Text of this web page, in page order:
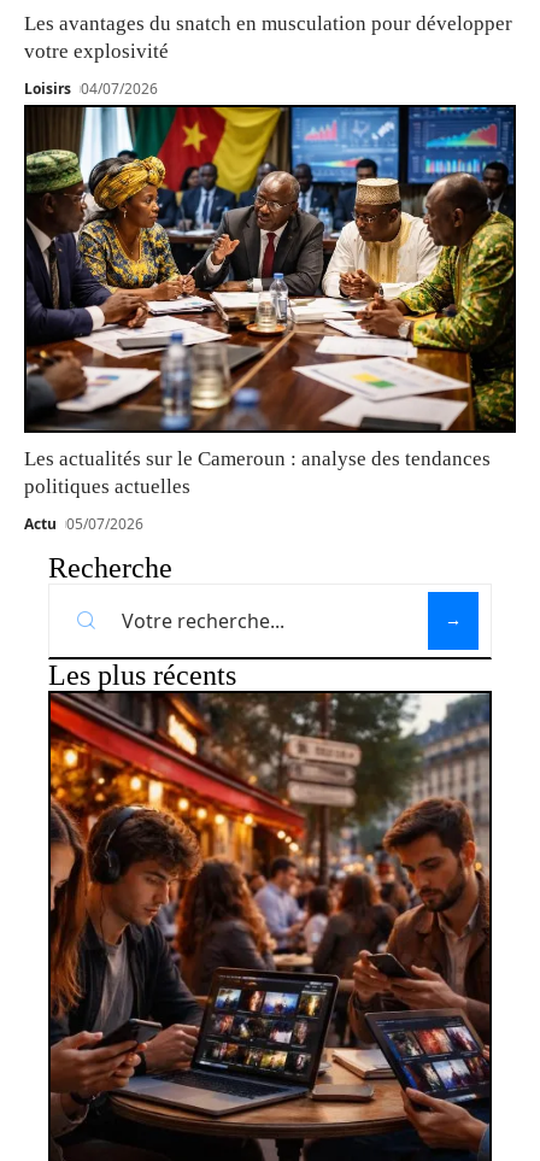
Les avantages du snatch en musculation pour développer
votre explosivité
Loisirs 04/07/2026
Les actualités sur le Cameroun : analyse des tendances
politiques actuelles
Actu 05/07/2026
Recherche
Les plus récents